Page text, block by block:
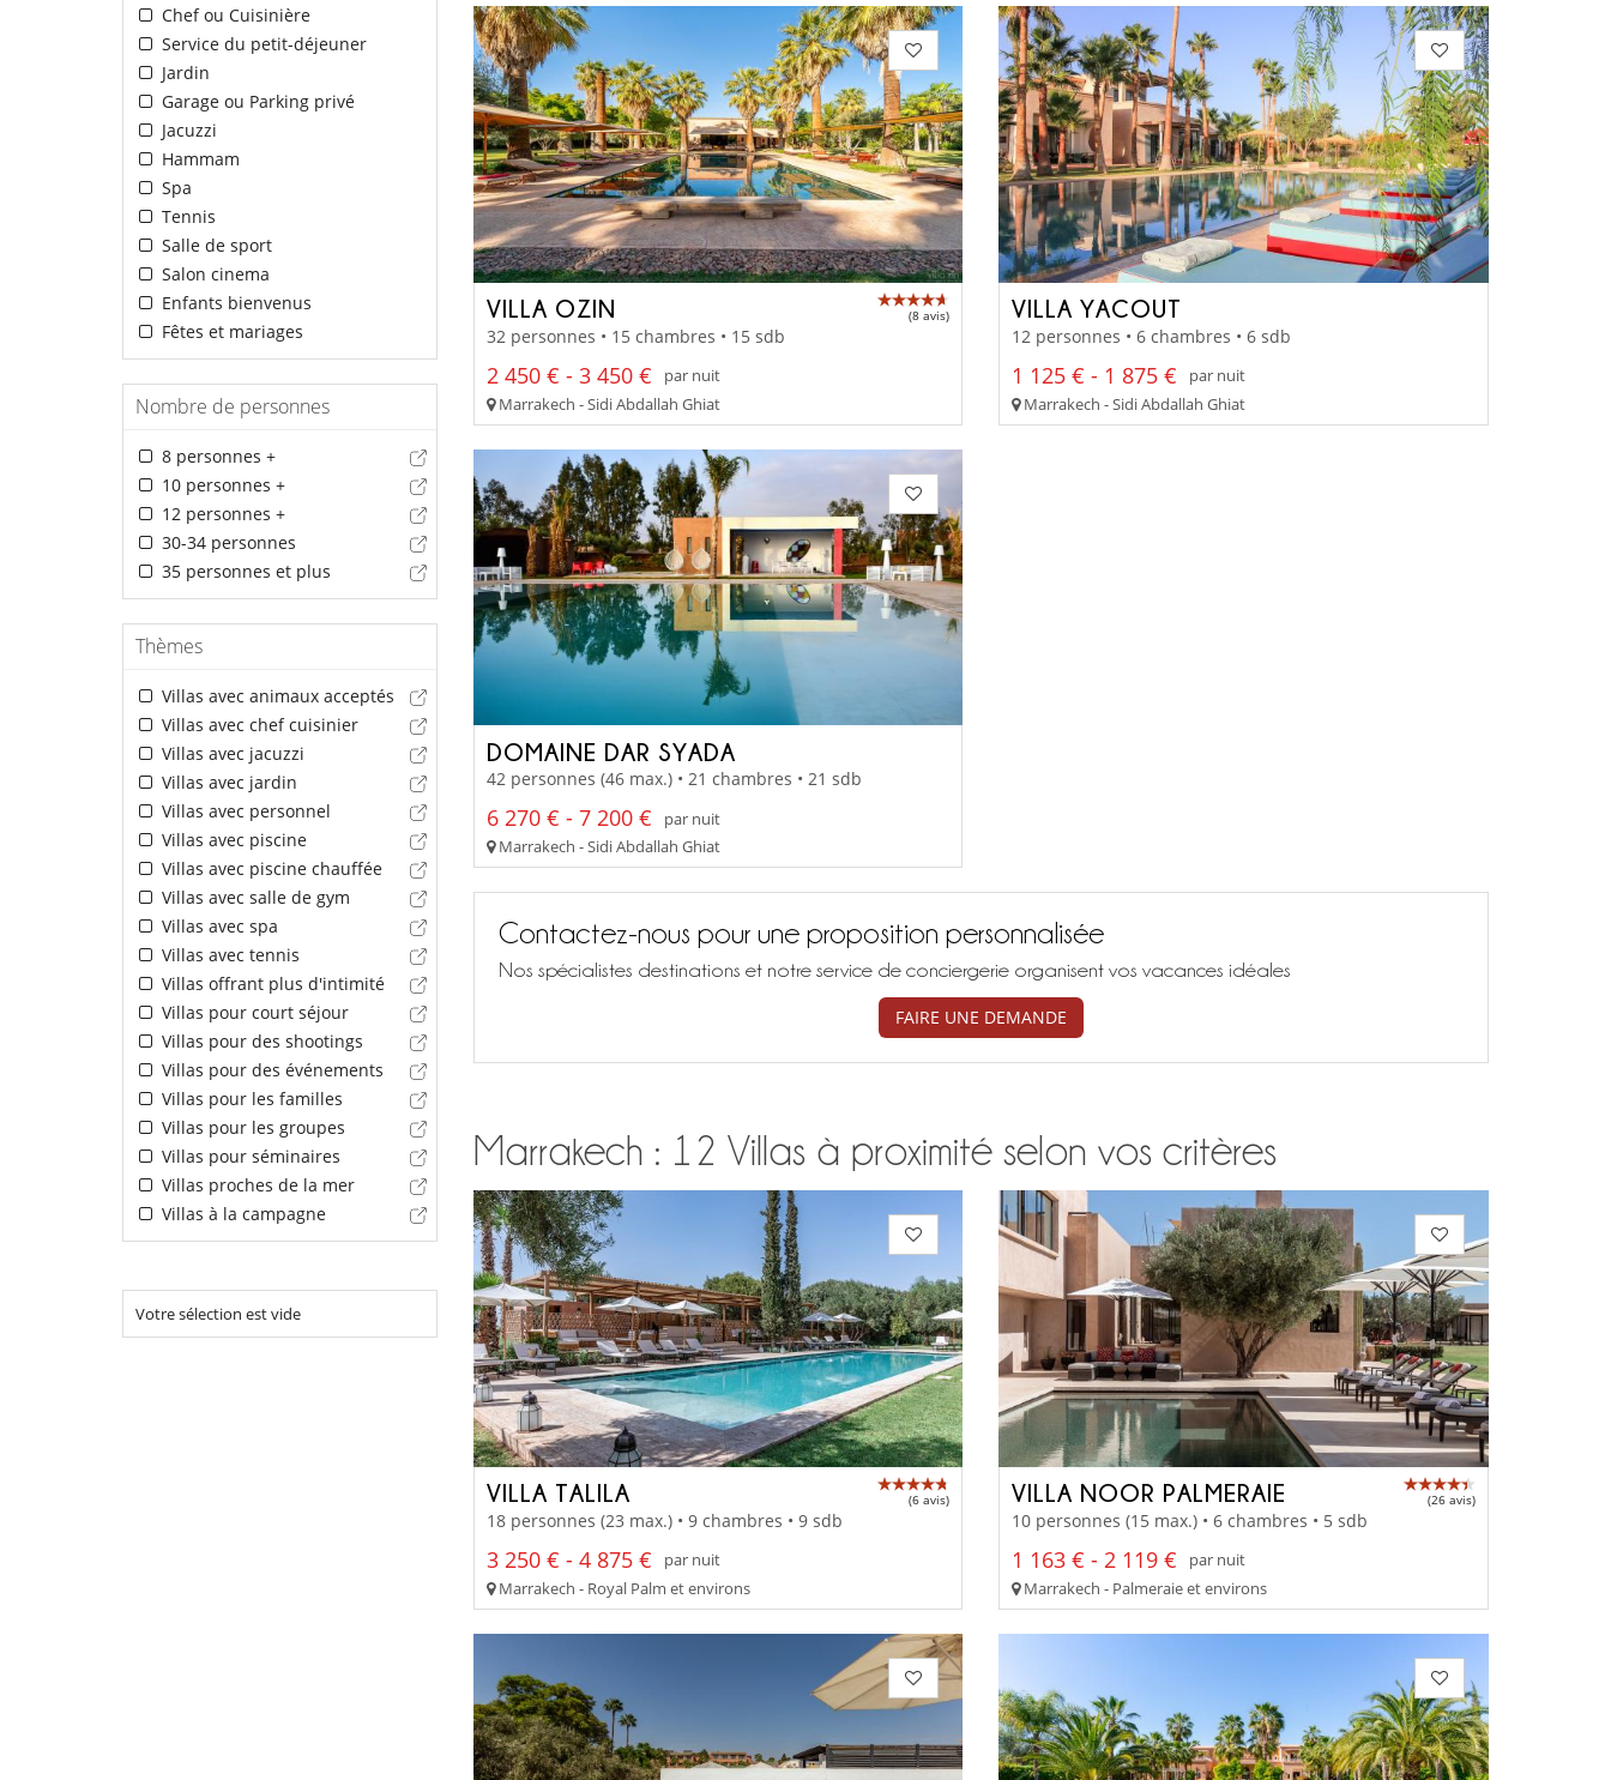
Chef ou Cuisinière
Service du petit-déjeuner
Jardin
Garage ou Parking privé
Jacuzzi
Hammam
Spa
Tennis
Salle de sport
Salon cinema
Enfants bienvenus
Fêtes et mariages
Nombre de personnes
8 personnes +
10 personnes +
12 personnes +
30-34 personnes
35 personnes et plus
Thèmes
Villas avec animaux acceptés
Villas avec chef cuisinier
Villas avec jacuzzi
Villas avec jardin
Villas avec personnel
Villas avec piscine
Villas avec piscine chauffée
Villas avec salle de gym
Villas avec spa
Villas avec tennis
Villas offrant plus d'intimité
Villas pour court séjour
Villas pour des shootings
Villas pour des événements
Villas pour les familles
Villas pour les groupes
Villas pour séminaires
Villas proches de la mer
Villas à la campagne
Votre sélection est vide
VILLA OZIN (8 avis)
32 personnes • 15 chambres • 15 sdb
2 450 € - 3 450 €
par nuit
Marrakech - Sidi Abdallah Ghiat
VILLA YACOUT
12 personnes • 6 chambres • 6 sdb
1 125 € - 1 875 €
par nuit
Marrakech - Sidi Abdallah Ghiat
DOMAINE DAR SYADA
42 personnes (46 max.) • 21 chambres • 21 sdb
6 270 € - 7 200 €
par nuit
Marrakech - Sidi Abdallah Ghiat
Contactez-nous pour une proposition personnalisée
Nos spécialistes destinations et notre service de conciergerie organisent vos vacances idéales
FAIRE UNE DEMANDE
Marrakech : 12 Villas à proximité selon vos critères
VILLA TALILA (6 avis)
18 personnes (23 max.) • 9 chambres • 9 sdb
3 250 € - 4 875 €
par nuit
Marrakech - Royal Palm et environs
VILLA NOOR PALMERAIE (26 avis)
10 personnes (15 max.) • 6 chambres • 5 sdb
1 163 € - 2 119 €
par nuit
Marrakech - Palmeraie et environs